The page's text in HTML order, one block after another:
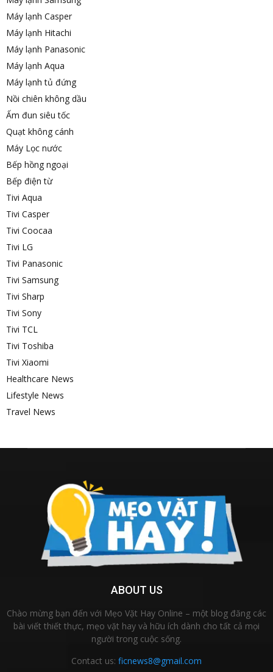
Máy lạnh Casper
Máy lạnh Hitachi
Máy lạnh Panasonic
Máy lạnh Aqua
Máy lạnh tủ đứng
Nồi chiên không dầu
Ấm đun siêu tốc
Quạt không cánh
Máy Lọc nước
Bếp hồng ngoại
Bếp điện từ
Tivi Aqua
Tivi Casper
Tivi Coocaa
Tivi LG
Tivi Panasonic
Tivi Samsung
Tivi Sharp
Tivi Sony
Tivi TCL
Tivi Toshiba
Tivi Xiaomi
Healthcare News
Lifestyle News
Travel News
ABOUT US
Chào mừng bạn đến với Mẹo Vặt Hay Online – một blog đăng các
bài viết thiết thực, mẹo vặt hay và hữu ích dành cho tất cả mọi
người trong cuộc sống.
Contact us: ficnews8@gmail.com